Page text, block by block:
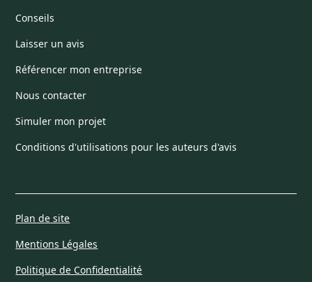
Conseils
Laisser un avis
Référencer mon entreprise
Nous contacter
Simuler mon projet
Conditions d'utilisations pour les auteurs d'avis
Plan de site
Mentions Légales
Politique de Confidentialité